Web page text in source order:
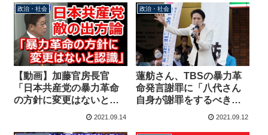
な」で炎上
らないが、暴力革命との
攻撃に使われた」
政治・社会
【動画】加藤官房長官
「日本共産党の暴力革命
の方針に変更はないと認
識」志位委員長は「敵の
2021.09.14
政治・社会
蓮舫さん、TBSの暴力革
命発言謝罪に「八代さん
自身が謝罪をするべき」
→施政方針演説原稿を流
2021.09.12